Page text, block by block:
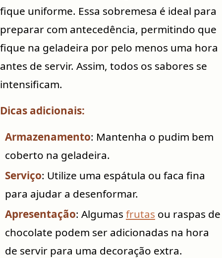
fique uniforme. Essa sobremesa é ideal para
preparar com antecedência, permitindo que
fique na geladeira por pelo menos uma hora
antes de servir. Assim, todos os sabores se
intensificam.
Dicas adicionais:
Armazenamento: Mantenha o pudim bem
coberto na geladeira.
Serviço: Utilize uma espátula ou faca fina
para ajudar a desenformar.
Apresentação: Algumas frutas ou raspas de
chocolate podem ser adicionadas na hora
de servir para uma decoração extra.